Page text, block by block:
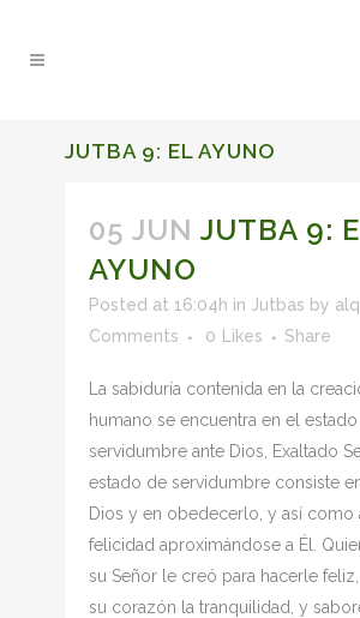
JUTBA 9: EL AYUNO
05 JUN JUTBA 9:
AYUNO
Posted at 16:04h in Jutbas by
Comments
0 Likes Share
La sabiduría contenida en la
humano se encuentra en el
servidumbre ante Dios, Exaltado
estado de servidumbre consiste
Dios y en obedecerlo, y así como
felicidad aproximándose a Él.
su Señor le creó para hacerle
su corazón la tranquilidad, y